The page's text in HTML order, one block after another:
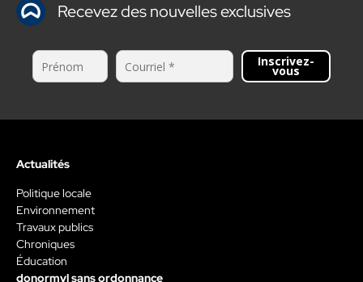
Recevez des nouvelles exclusives
Inscrivez-
vous
Actualités
Politique locale
Environnement
Travaux publics
Chroniques
Éducation
donormyl sans ordonnance